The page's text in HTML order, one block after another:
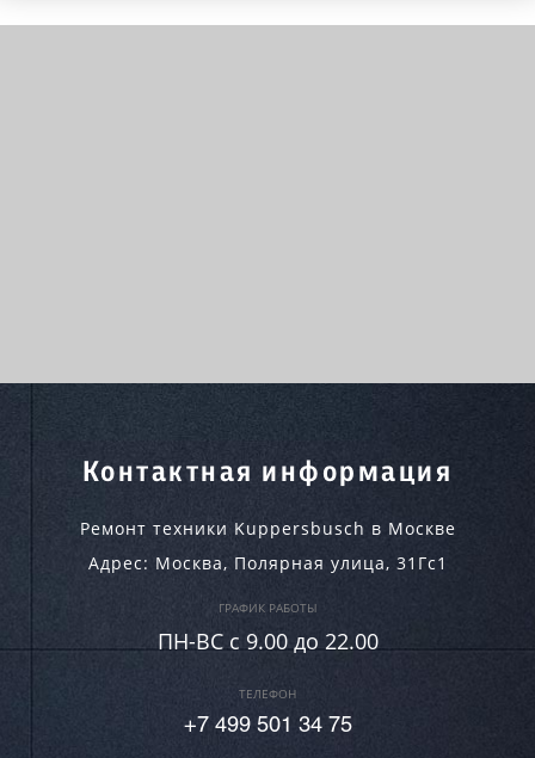
Контактная информация
Ремонт техники Kuppersbusch в Москве
Адрес: Москва, Полярная улица, 31Гс1
ГРАФИК РАБОТЫ
ПН-ВC c 9.00 до 22.00
ТЕЛЕФОН
+7 499 501 34 75